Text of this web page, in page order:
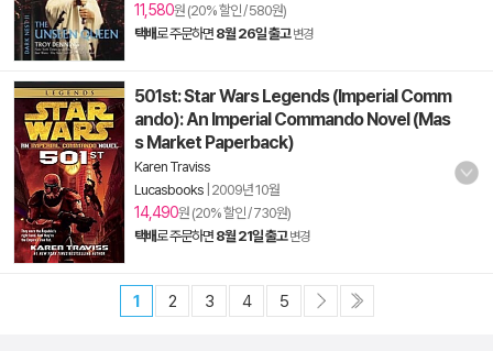
11,580원 (20% 할인 / 580원)
택배로 주문하면 8월 26일 출고 변경
501st: Star Wars Legends (Imperial Comm
ando): An Imperial Commando Novel (Mas
s Market Paperback)
Karen Traviss
Lucasbooks 2009년 10월
14,490원 (20% 할인 / 730원)
택배로 주문하면 8월 21일 출고 변경
1 2 3 4 5